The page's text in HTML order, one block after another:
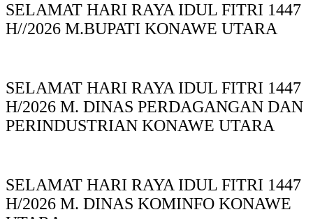
SELAMAT HARI RAYA IDUL FITRI 1447
H//2026 M.BUPATI KONAWE UTARA
SELAMAT HARI RAYA IDUL FITRI 1447
H/2026 M. DINAS PERDAGANGAN DAN
PERINDUSTRIAN KONAWE UTARA
SELAMAT HARI RAYA IDUL FITRI 1447
H/2026 M. DINAS KOMINFO KONAWE